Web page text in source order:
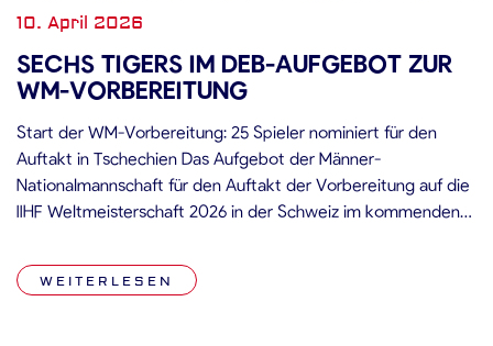
10. April 2026
SECHS TIGERS IM DEB-AUFGEBOT ZUR
WM-VORBEREITUNG
Start der WM-Vorbereitung: 25 Spieler nominiert für den
Auftakt in Tschechien Das Aufgebot der Männer-
Nationalmannschaft für den Auftakt der Vorbereitung auf die
IIHF Weltmeisterschaft 2026 in der Schweiz im kommenden
Spieler nominiert, die in der ersten Phase der WM-
Vorbereitung zwei Länderspiele gegen Tschechien
WEITERLESEN